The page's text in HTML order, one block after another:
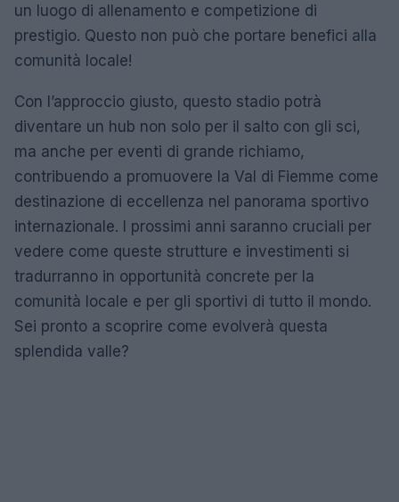
un luogo di allenamento e competizione di
prestigio. Questo non può che portare benefici alla
comunità locale!
Con l’approccio giusto, questo stadio potrà
diventare un hub non solo per il salto con gli sci,
ma anche per eventi di grande richiamo,
contribuendo a promuovere la Val di Fiemme come
destinazione di eccellenza nel panorama sportivo
internazionale. I prossimi anni saranno cruciali per
vedere come queste strutture e investimenti si
tradurranno in opportunità concrete per la
comunità locale e per gli sportivi di tutto il mondo.
Sei pronto a scoprire come evolverà questa
splendida valle?